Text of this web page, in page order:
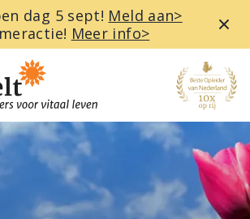
dag 5 sept! Meld aan>
Meer info>